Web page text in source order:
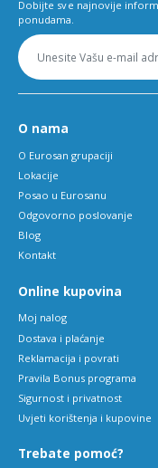
Dobijte sve najnovije
ponudama.
O nama
O Eurosan grupaciji
Lokacije
Posao u Eurosanu
Odgovorno poslovanje
Blog
Kontakt
Online kupovina
Moj nalog
Dostava i plaćanje
Reklamacija i povrati
Pravila Bonus programa
Sigurnost i privatnost
Uvjeti korištenja i kupovine
Trebate pomoć?